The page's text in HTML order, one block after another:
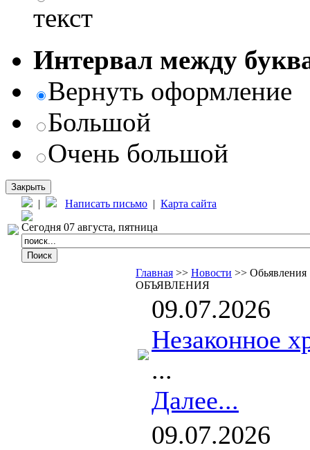
текст
Интервал между
Вернуть оформление
Большой
Очень большой
Закрыть
| Написать письмо | Карта сайта
Сегодня 07 августа, пятница
Главная >> Новости >> Обьявления
ОБЪЯВЛЕНИЯ
09.07.2026
Незаконное
...
Далее...
09.07.2026